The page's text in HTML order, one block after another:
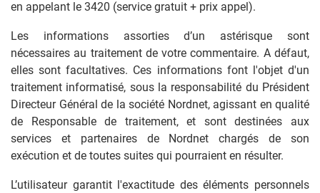
en appelant le 3420 (service gratuit + prix appel).
Les informations assorties d’un astérisque sont
nécessaires au traitement de votre commentaire. A défaut,
elles sont facultatives. Ces informations font l'objet d'un
traitement informatisé, sous la responsabilité du Président
Directeur Général de la société Nordnet, agissant en qualité
de Responsable de traitement, et sont destinées aux
services et partenaires de Nordnet chargés de son
exécution et de toutes suites qui pourraient en résulter.
L’utilisateur garantit l'exactitude des éléments personnels